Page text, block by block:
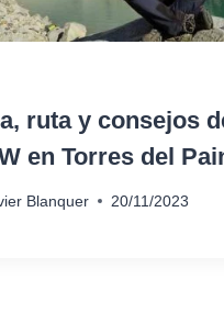
ruta y consejos
en Torres del
Blanquer 20/11/2023